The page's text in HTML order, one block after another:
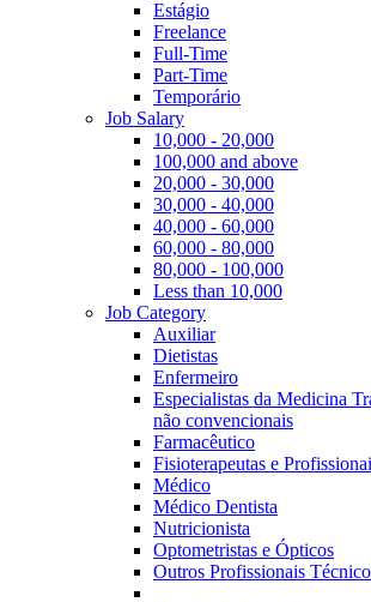
Estágio
Freelance
Full-Time
Part-Time
Temporário
Job Salary
10,000 - 20,000
100,000 and above
20,000 - 30,000
30,000 - 40,000
40,000 - 60,000
60,000 - 80,000
80,000 - 100,000
Less than 10,000
Job Category
Auxiliar
Dietistas
Enfermeiro
Especialistas da Medicina
não convencionais
Farmacêutico
Fisioterapeutas e
Médico
Médico Dentista
Nutricionista
Optometristas e Ópticos
Outros Profissionais